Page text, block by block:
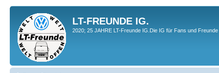
LT-FREUNDE IG.
2020; 25 JAHRE LT-Freunde IG.Die IG für Fans und